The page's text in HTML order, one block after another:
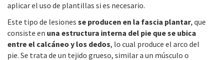
aplicar el uso de plantillas si es necesario.
Este tipo de lesiones se producen en la fascia plantar, que
consiste en una estructura interna del pie que se ubica
entre el calcáneo y los dedos, lo cual produce el arco del
pie. Se trata de un tejido grueso, similar a un músculo o